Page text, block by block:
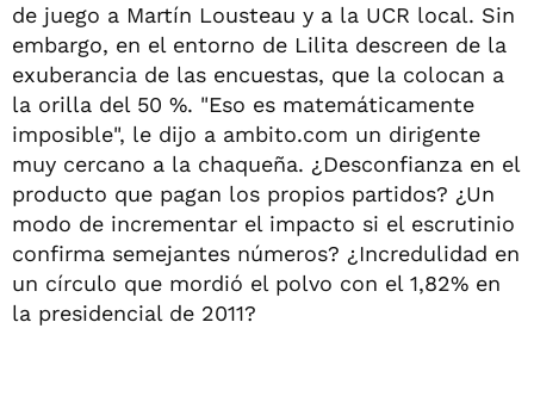
de juego a Martín Lousteau y a la UCR local. Sin
embargo, en el entorno de Lilita descreen de la
exuberancia de las encuestas, que la colocan a
la orilla del 50 %. "Eso es matemáticamente
imposible", le dijo a ambito.com un dirigente
muy cercano a la chaqueña. ¿Desconfianza en el
producto que pagan los propios partidos? ¿Un
modo de incrementar el impacto si el escrutinio
confirma semejantes números? ¿Incredulidad en
un círculo que mordió el polvo con el 1,82% en
la presidencial de 2011?